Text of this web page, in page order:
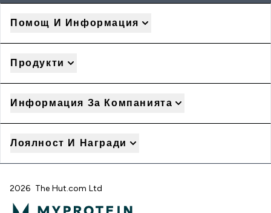
Помощ И Информация
Продукти
Информация За Компанията
Лоялност И Награди
2026 The Hut.com Ltd